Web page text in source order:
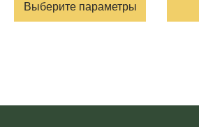
2.00 ₾
Выберите параметры